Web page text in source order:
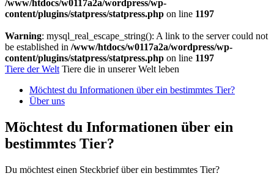
/www/htdocs/w0117a2a/wordpress/wp-
content/plugins/statpress/statpress.php on line 1197
Warning: mysql_real_escape_string(): A link to the server could not
be established in /www/htdocs/w0117a2a/wordpress/wp-
content/plugins/statpress/statpress.php on line 1197
Tiere der Welt Tiere die in unserer Welt leben
Möchtest du Informationen über ein bestimmtes Tier?
Über uns
Möchtest du Informationen über ein
bestimmtes Tier?
Du möchtest einen Steckbrief über ein bestimmtes Tier?